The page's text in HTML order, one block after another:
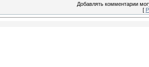
Добавлять комментарии
[